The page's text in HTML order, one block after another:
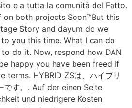
e a tutta la comunità del Fatto.
on both projects Soon™But this
Story and dayum do we
you this time. What I can do
to do it. Now, respond how DAN
happy you have been freed if
HYBRID ZSは、ハイブリ
です。. Auf der einen Seite
und niedrigere Kosten